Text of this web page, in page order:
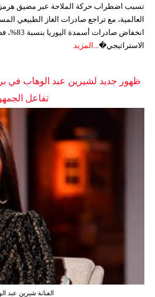
تسبب اضطراب حركة الملاحة عبر مضيق هرمز
انخفاض
الاستراتيجي�... المزيد
ظهور جديد لشيرين عبد الوهاب في
تفاعل
الفنانة شيرين عبد